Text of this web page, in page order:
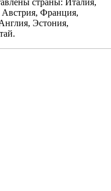
страны: Италия,
Франция,
Эстония,